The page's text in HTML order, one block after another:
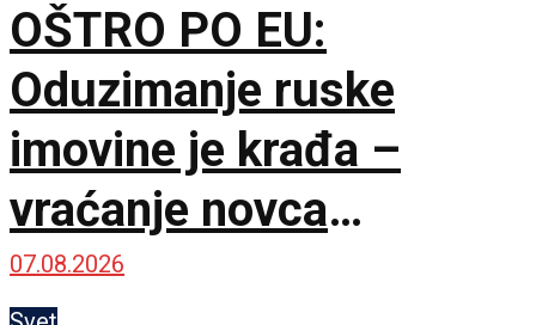
OŠTRO PO EU:
Oduzimanje ruske
imovine je krađa –
vraćanje novca
omogućilo bi mir u
07.08.2026